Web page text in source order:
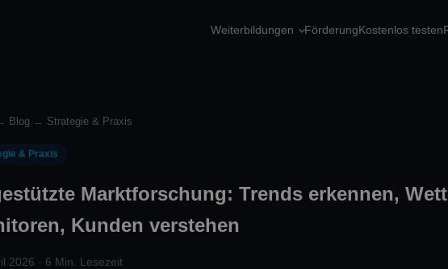
Weiterbildungen Förderung Kostenlos testen
Blog → Strategie & Praxis
& Praxis
Marktforschung: Trends erkennen,
Kunden verstehen
2026 · 6 Min. Lesezeit